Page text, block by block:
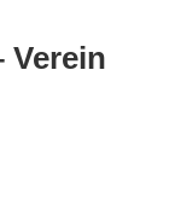
Verein